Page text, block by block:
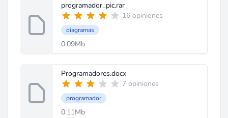
programador_pic.rar
16 opiniones
diagramas
0.09Mb
Programadores.docx
7 opiniones
programador
0.11Mb